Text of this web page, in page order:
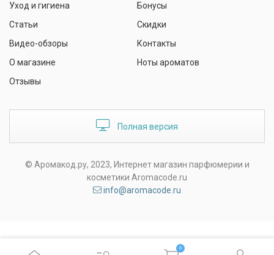
Уход и гигиена
Статьи
Видео-обзоры
О магазине
Отзывы
Бонусы
Скидки
Контакты
Ноты ароматов
Полная версия
© Аромакод.ру, 2023, Интернет магазин парфюмерии и
косметики Aromacode.ru
info@aromacode.ru
0